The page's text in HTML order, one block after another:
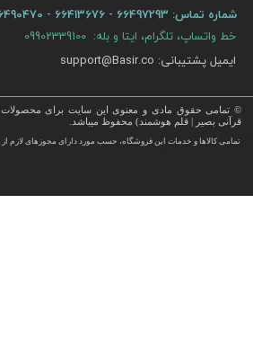
© تمامی حقوق مادی و معنوی این سایت برای محصولات
قرآنی بصیر | قلم هوشمند) محفوظ میباشد.
تمامی كالاها و خدمات این فروشگاه، حسب مورد دارای مجوزهای لازم
، انواع قلم قرآنی ، انواع کتاب نفیس و قرآن نفیس , قرآن عروس , کتب
شماره تماس:
خط واتساپ، تلگرام، ایتا و بله: 09902339100
ایمیل پشتیبانی: support@Basir.co